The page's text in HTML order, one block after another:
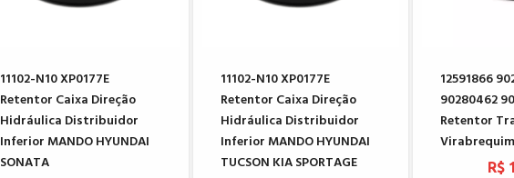
11102-N10 XP0177E
Retentor Caixa Direção
Hidráulica Distribuidor
Inferior MANDO HYUNDAI
SONATA
11102-N10 XP0177E
Retentor Caixa Direção
Hidráulica Distribuidor
Inferior MANDO HYUNDAI
TUCSON KIA SPORTAGE
12591866
90280462
Retentor
R$